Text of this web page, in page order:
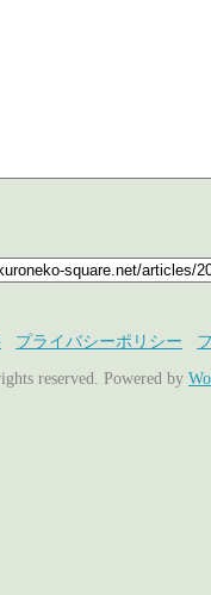
プライバシーポリシー
reserved. Powered by